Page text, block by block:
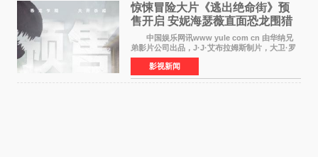
惊悚冒险大片《逃出绝命街》预
售开启 安妮海瑟薇直面恐龙围猎
中国娱乐网讯www yule com cn 由华纳兄
弟影片公司出品，J·J·艾布拉姆斯制片，大卫·罗
伯特·米切尔执导，好莱坞巨星安妮·海瑟薇和伊万
·麦克格雷格领衔主演的2026暑期惊悚冒险大片
《逃出绝
影视新闻